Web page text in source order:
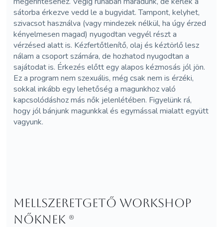
sátorba érkezve vedd le a bugyidat. Tampont, kelyhet,
szivacsot használva (vagy mindezek nélkül, ha úgy érzed
kényelmesen magad) nyugodtan vegyél részt a
vérzésed alatt is. Kézfertőtlenítő, olaj és kéztörlő lesz
nálam a csoport számára, de hozhatod nyugodtan a
sajátodat is. Érkezés előtt egy alapos kézmosás jól jön.
Ez a program nem szexuális, még csak nem is érzéki,
sokkal inkább egy lehetőség a magunkhoz való
kapcsolódáshoz más nők jelenlétében. Figyelünk rá,
hogy jól bánjunk magunkkal és egymással mialatt együtt
vagyunk.
Mellszeretgető workshop
nőknek (R)